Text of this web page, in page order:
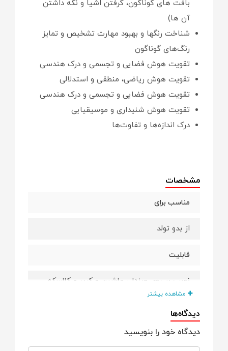
بافت های گوناگون، گرفتن اشیا و نگه داشتن
آن ها)
شناخت رنگها و بهبود مهارت تشخیص و تمایز
رنگ‌های گوناگون
تقویت هوش فضایی و تجسمی و درک هندسی
تقویت هوش ریاضی، منطقی و استدلالی
تقویت هوش فضایی و تجسمی و درک هندسی
تقویت هوش شنیداری و موسیقیایی
درک اندازه‌ها و تفاوت‌ها
مشخصات
مناسب برای
از بدو تولد
قابلیت
نصب بر روی صندلی ماشین و کریر و کالسکه
جنس
پولیشی
مشاهده بیشتر
دیدگاه‌ها
دیدگاه خود را بنویسید